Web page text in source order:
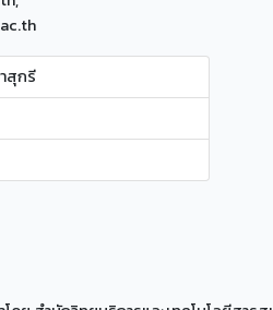
สุกรี